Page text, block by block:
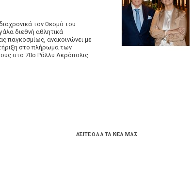
τον θεσμό του
διεθνή αθλητικά
παγκοσμίως, ανακοινώνει με
στο πλήρωμα των
στο 70ο Ράλλυ Ακρόπολις
ΔΕΙΤΕ ΟΛΑ ΤΑ ΝΕΑ ΜΑΣ